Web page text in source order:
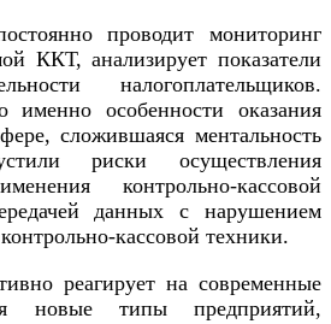
проводит мониторинг
ККТ, анализирует показатели
налогоплательщиков.
именно особенности оказания
сложившаяся ментальность
риски осуществления
контрольно-кассовой
данных с нарушением
кассовой техники.
реагирует на современные
новые типы предприятий,